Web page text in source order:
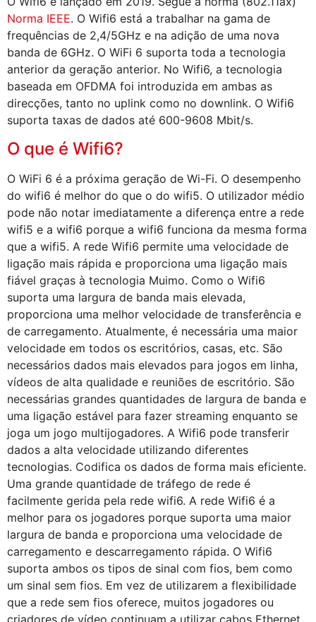
Norma IEEE. O Wifi6 está a trabalhar na gama de
frequências de 2,4/5GHz e na adição de uma nova
banda de 6GHz. O WiFi 6 suporta toda a tecnologia
anterior da geração anterior. No Wifi6, a tecnologia
baseada em OFDMA foi introduzida em ambas as
direcções, tanto no uplink como no downlink. O Wifi6
suporta taxas de dados até 600-9608 Mbit/s.
O que é Wifi6?
O WiFi 6 é a próxima geração de Wi-Fi. O desempenho
do wifi6 é melhor do que o do wifi5. O utilizador médio
pode não notar imediatamente a diferença entre a rede
wifi5 e a wifi6 porque a wifi6 funciona da mesma forma
que a wifi5. A rede Wifi6 permite uma velocidade de
ligação mais rápida e proporciona uma ligação mais
fiável graças à tecnologia Muimo. Como o Wifi6
suporta uma largura de banda mais elevada,
proporciona uma melhor velocidade de transferência e
de carregamento. Atualmente, é necessária uma maior
velocidade em todos os escritórios, casas, etc. São
necessários dados mais elevados para jogos em linha,
vídeos de alta qualidade e reuniões de escritório. São
necessárias grandes quantidades de largura de banda e
uma ligação estável para fazer streaming enquanto se
joga um jogo multijogadores. A Wifi6 pode transferir
dados a alta velocidade utilizando diferentes
tecnologias. Codifica os dados de forma mais eficiente.
Uma grande quantidade de tráfego de rede é
facilmente gerida pela rede wifi6. A rede Wifi6 é a
melhor para os jogadores porque suporta uma maior
largura de banda e proporciona uma velocidade de
carregamento e descarregamento rápida. O Wifi6
suporta ambos os tipos de sinal com fios, bem como
um sinal sem fios. Em vez de utilizarem a flexibilidade
que a rede sem fios oferece, muitos jogadores ou
criadores de vídeo continuam a utilizar cabos Ethernet